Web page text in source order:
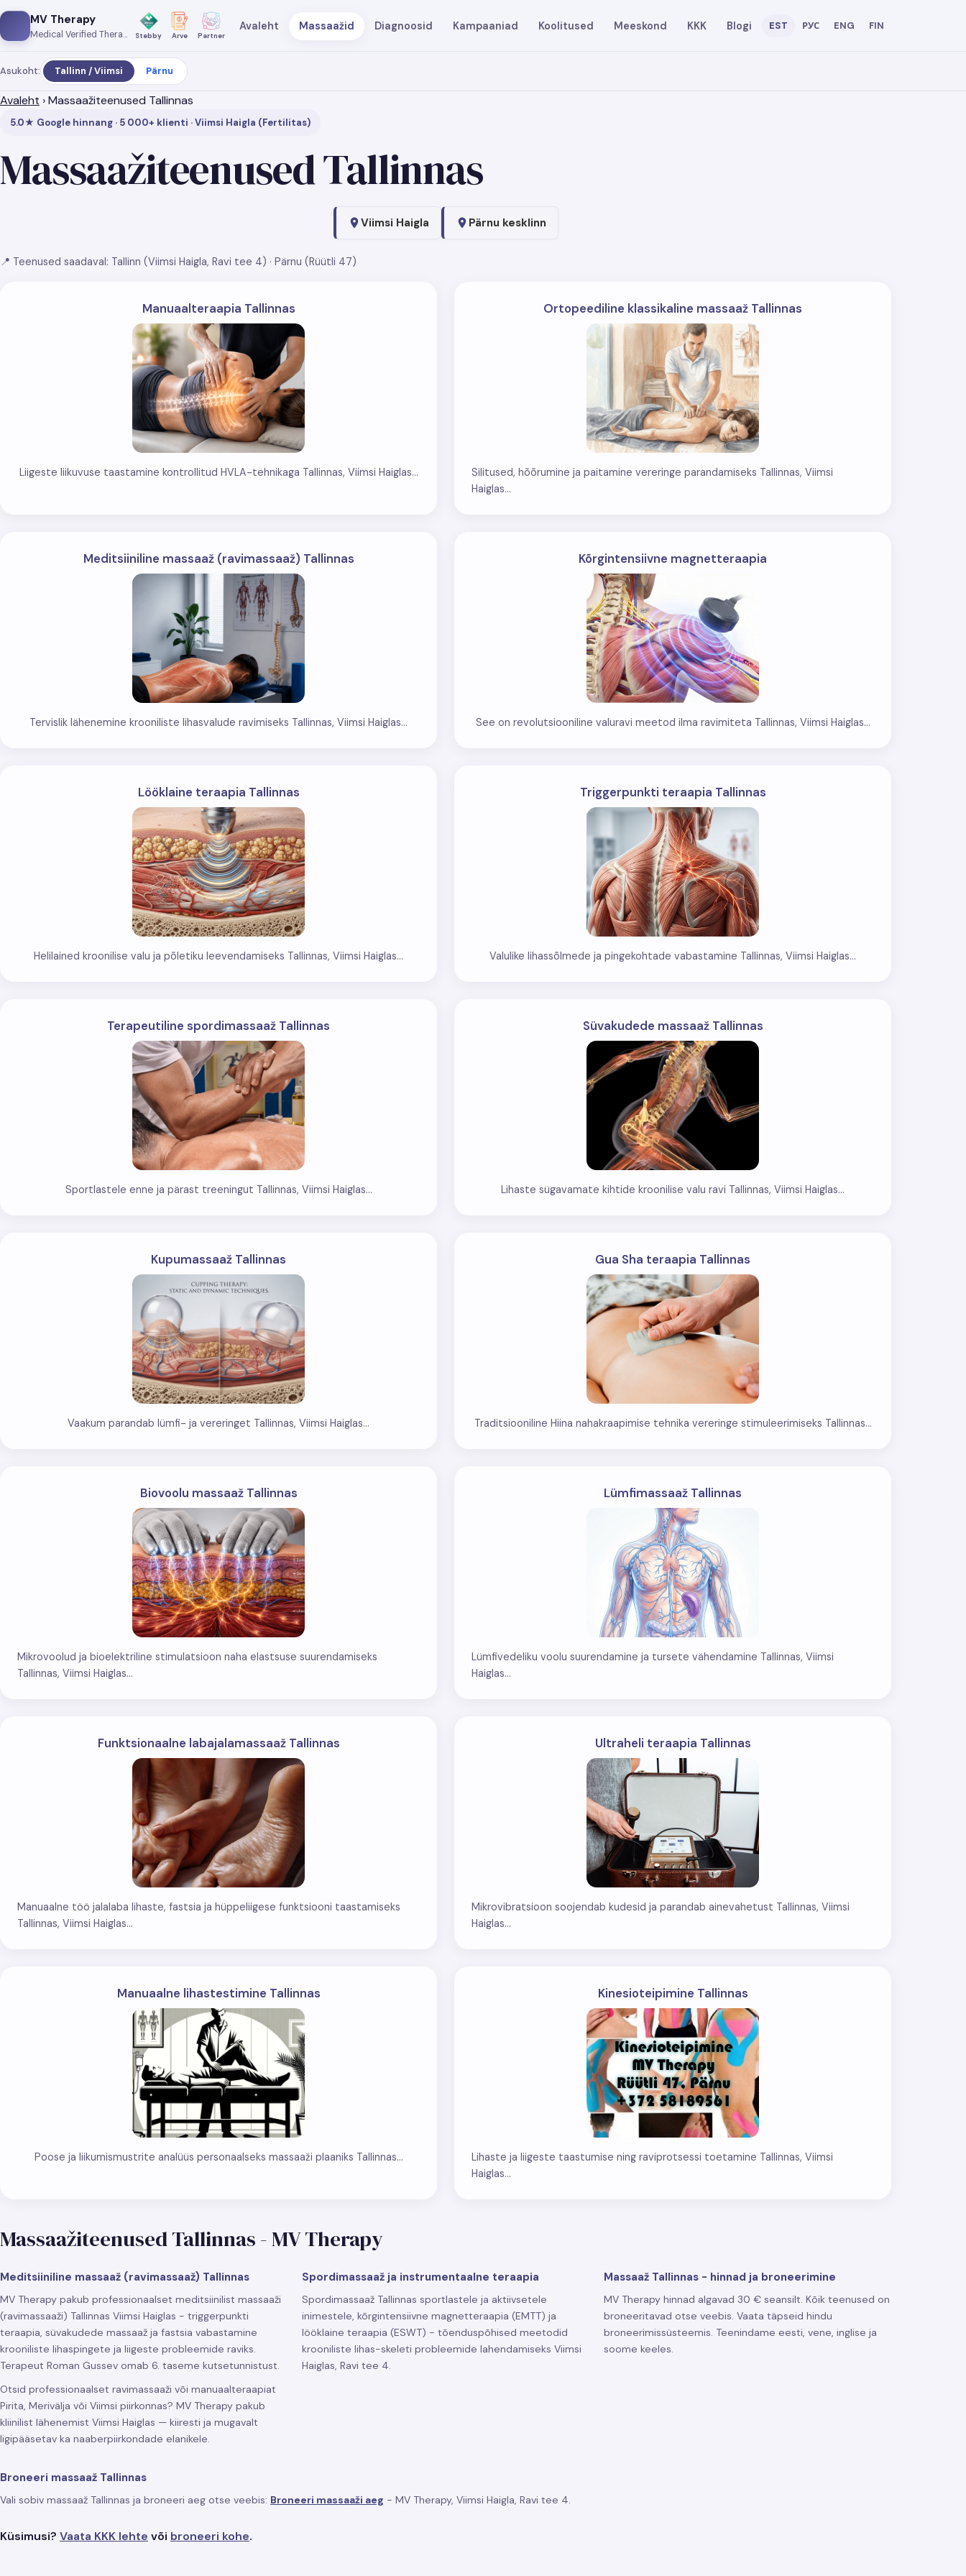
MV Therapy
Medical Verified Therapy Stebby Arve Partner
Avaleht Massaažid Diagnoosid Kampaaniad Koolitused Meeskond KKK Blogi EST РУС ENG FIN
Asukoht: Tallinn / Viimsi Pärnu
Avaleht ›Massaažiteenused Tallinnas
5.0★ Google hinnang · 5 000+ klienti · Viimsi Haigla (Fertilitas)
Massaažiteenused Tallinnas
Viimsi Haigla Pärnu kesklinn
📍 Teenused saadaval: Tallinn (Viimsi Haigla, Ravi tee 4) · Pärnu (Rüütli 47)
Manuaalteraapia Tallinnas
Liigeste liikuvuse taastamine kontrollitud HVLA-tehnikaga Tallinnas, Viimsi Haiglas...
Ortopeediline klassikaline massaaž Tallinnas
Silitused, hõõrumine ja paitamine vereringe parandamiseks Tallinnas, Viimsi
Haiglas...
Meditsiiniline massaaž (ravimassaaž) Tallinnas
Tervislik lähenemine krooniliste lihasvalude ravimiseks Tallinnas, Viimsi Haiglas...
Kõrgintensiivne magnetteraapia
See on revolutsiooniline valuravi meetod ilma ravimiteta Tallinnas, Viimsi Haiglas...
Lööklaine teraapia Tallinnas
Helilained kroonilise valu ja põletiku leevendamiseks Tallinnas, Viimsi Haiglas...
Triggerpunkti teraapia Tallinnas
Valulike lihassõlmede ja pingekohtade vabastamine Tallinnas, Viimsi Haiglas...
Terapeutiline spordimassaaž Tallinnas
Sportlastele enne ja pärast treeningut Tallinnas, Viimsi Haiglas...
Süvakudede massaaž Tallinnas
Lihaste sügavamate kihtide kroonilise valu ravi Tallinnas, Viimsi Haiglas...
Kupumassaaž Tallinnas
Vaakum parandab lümfi- ja vereringet Tallinnas, Viimsi Haiglas...
Gua Sha teraapia Tallinnas
Traditsiooniline Hiina nahakraapimise tehnika vereringe stimuleerimiseks Tallinnas...
Biovoolu massaaž Tallinnas
Mikrovoolud ja bioelektriline stimulatsioon naha elastsuse suurendamiseks
Tallinnas, Viimsi Haiglas...
Lümfimassaaž Tallinnas
Lümfivedeliku voolu suurendamine ja tursete vähendamine Tallinnas, Viimsi
Haiglas...
Funktsionaalne labajalamassaaž Tallinnas
Manuaalne töö jalalaba lihaste, fastsia ja hüppeliigese funktsiooni taastamiseks
Tallinnas, Viimsi Haiglas...
Ultraheli teraapia Tallinnas
Mikrovibratsioon soojendab kudesid ja parandab ainevahetust Tallinnas, Viimsi
Haiglas...
Manuaalne lihastestimine Tallinnas
Poose ja liikumismustrite analüüs personaalseks massaaži plaaniks Tallinnas...
Kinesioteipimine Tallinnas
Lihaste ja liigeste taastumise ning raviprotsessi toetamine Tallinnas, Viimsi
Haiglas...
Massaažiteenused Tallinnas - MV Therapy
Meditsiiniline massaaž (ravimassaaž) Tallinnas
MV Therapy pakub professionaalset meditsiinilist massaaži
(ravimassaaži) Tallinnas Viimsi Haiglas - triggerpunkti
teraapia, süvakudede massaaž ja fastsia vabastamine
krooniliste lihaspingete ja liigeste probleemide raviks.
Terapeut Roman Gussev omab 6. taseme kutsetunnistust.
Otsid professionaalset ravimassaaži või manuaalteraapiat
Pirita, Merivälja või Viimsi piirkonnas? MV Therapy pakub
kliinilist lähenemist Viimsi Haiglas — kiiresti ja mugavalt
ligipääsetav ka naaberpiirkondade elanikele.
Spordimassaaž ja instrumentaalne teraapia
Spordimassaaž Tallinnas sportlastele ja aktiivsetele
inimestele, kõrgintensiivne magnetteraapia (EMTT) ja
lööklaine teraapia (ESWT) - tõenduspõhised meetodid
krooniliste lihas-skeleti probleemide lahendamiseks Viimsi
Haiglas, Ravi tee 4.
Massaaž Tallinnas - hinnad ja broneerimine
MV Therapy hinnad algavad 30 € seansilt. Kõik teenused on
broneeritavad otse veebis. Vaata täpseid hindu
broneerimissüsteemis. Teenindame eesti, vene, inglise ja
soome keeles.
Broneeri massaaž Tallinnas
Vali sobiv massaaž Tallinnas ja broneeri aeg otse veebis: Broneeri massaaži aeg - MV Therapy, Viimsi Haigla, Ravi tee 4.
Küsimusi? Vaata KKK lehte või broneeri kohe.